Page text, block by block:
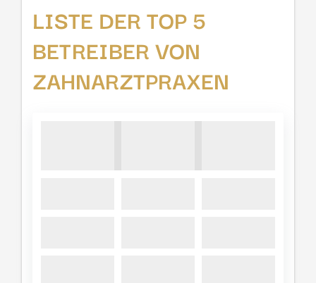
LISTE DER TOP 5
BETREIBER VON
ZAHNARZTPRAXEN